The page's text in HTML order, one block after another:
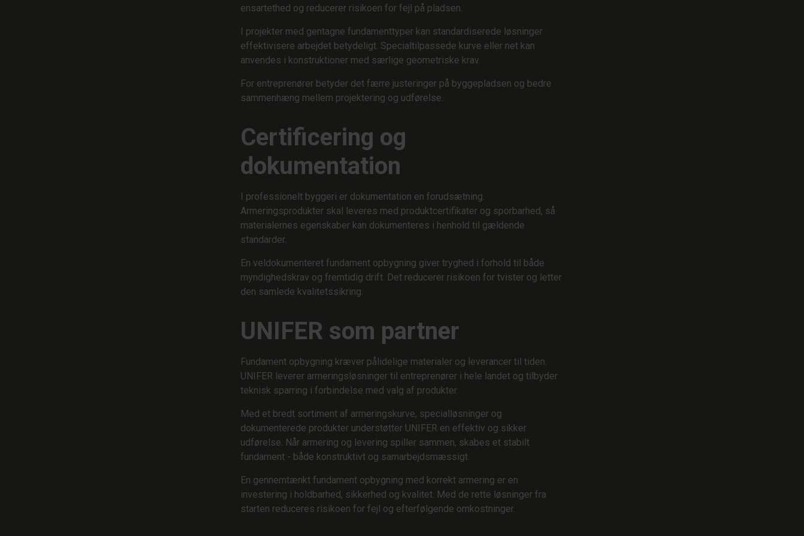
ensartethed og reducerer risikoen for fejl på pladsen.
I projekter med gentagne fundamenttyper kan standardiserede løsninger
effektivisere arbejdet betydeligt. Specialtilpassede kurve eller net kan
anvendes i konstruktioner med særlige geometriske krav.
For entreprenører betyder det færre justeringer på byggepladsen og bedre
sammenhæng mellem projektering og udførelse.
Certificering og
dokumentation
I professionelt byggeri er dokumentation en forudsætning.
Armeringsprodukter skal leveres med produktcertifikater og sporbarhed, så
materialernes egenskaber kan dokumenteres i henhold til gældende
standarder.
En veldokumenteret fundament opbygning giver tryghed i forhold til både
myndighedskrav og fremtidig drift. Det reducerer risikoen for tvister og letter
den samlede kvalitetssikring.
UNIFER som partner
Fundament opbygning kræver pålidelige materialer og leverancer til tiden.
UNIFER leverer armeringsløsninger til entreprenører i hele landet og tilbyder
teknisk sparring i forbindelse med valg af produkter.
Med et bredt sortiment af armeringskurve, specialløsninger og
dokumenterede produkter understøtter UNIFER en effektiv og sikker
udførelse. Når armering og levering spiller sammen, skabes et stabilt
fundament - både konstruktivt og samarbejdsmæssigt.
En gennemtænkt fundament opbygning med korrekt armering er en
investering i holdbarhed, sikkerhed og kvalitet. Med de rette løsninger fra
starten reduceres risikoen for fejl og efterfølgende omkostninger.